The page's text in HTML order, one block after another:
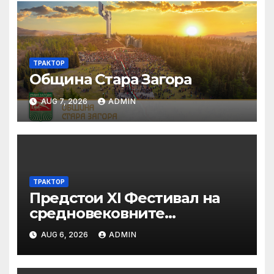
ТРАКТОР
Община Стара Загора
AUG 7, 2026 ADMIN
ТРАКТОР
Предстои XI Фестивал на
средновековните
традиции, бит и култура
„Калето
AUG 6, 2026 ADMIN